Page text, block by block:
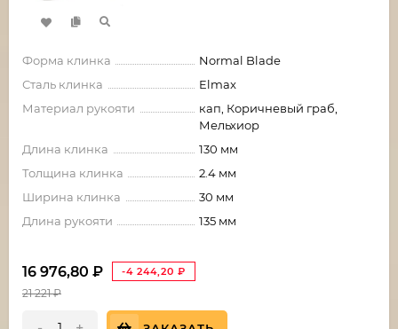
Форма клинка
Normal Blade
Сталь клинка
Elmax
Материал рукояти
кап, Коричневый граб,
Мельхиор
Длина клинка
130 мм
Толщина клинка
2.4 мм
Ширина клинка
30 мм
Длина рукояти
135 мм
16 976,80 ₽ -4 244,20 ₽
21 221₽